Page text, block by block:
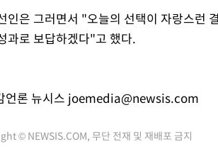
인은 그러면서 "오늘의 선택이 자랑스런
과로 보답하겠다"고 했다.
론 뉴시스 joemedia@newsis.com
© NEWSIS.COM, 무단 전재 및 재배포 금지